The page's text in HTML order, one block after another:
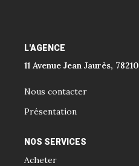
L'AGENCE
11 Avenue Jean Jaurès,
Nous contacter
Présentation
NOS SERVICES
Acheter